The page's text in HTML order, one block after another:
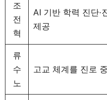
조
전
혁
AI 기반 학력 진단·
제공
류
수
노
고교 체계를 진로